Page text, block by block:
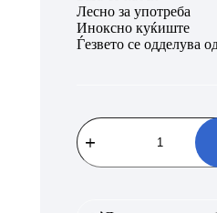
Лесно за употреба
Иноксно куќиште
Ѓезвето се одделува
MAX
TCM
60SE
количина